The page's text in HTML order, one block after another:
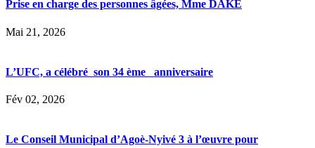
Prise en charge des personnes âgées, Mme DAKE
Mai 21, 2026
L’UFC, a célébré son 34 ème anniversaire
Fév 02, 2026
Le Conseil Municipal d’Agoè-Nyivé 3 à l’œuvre pour